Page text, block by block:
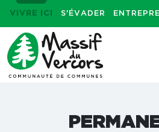
VIVRE ICI S'ÉVADER